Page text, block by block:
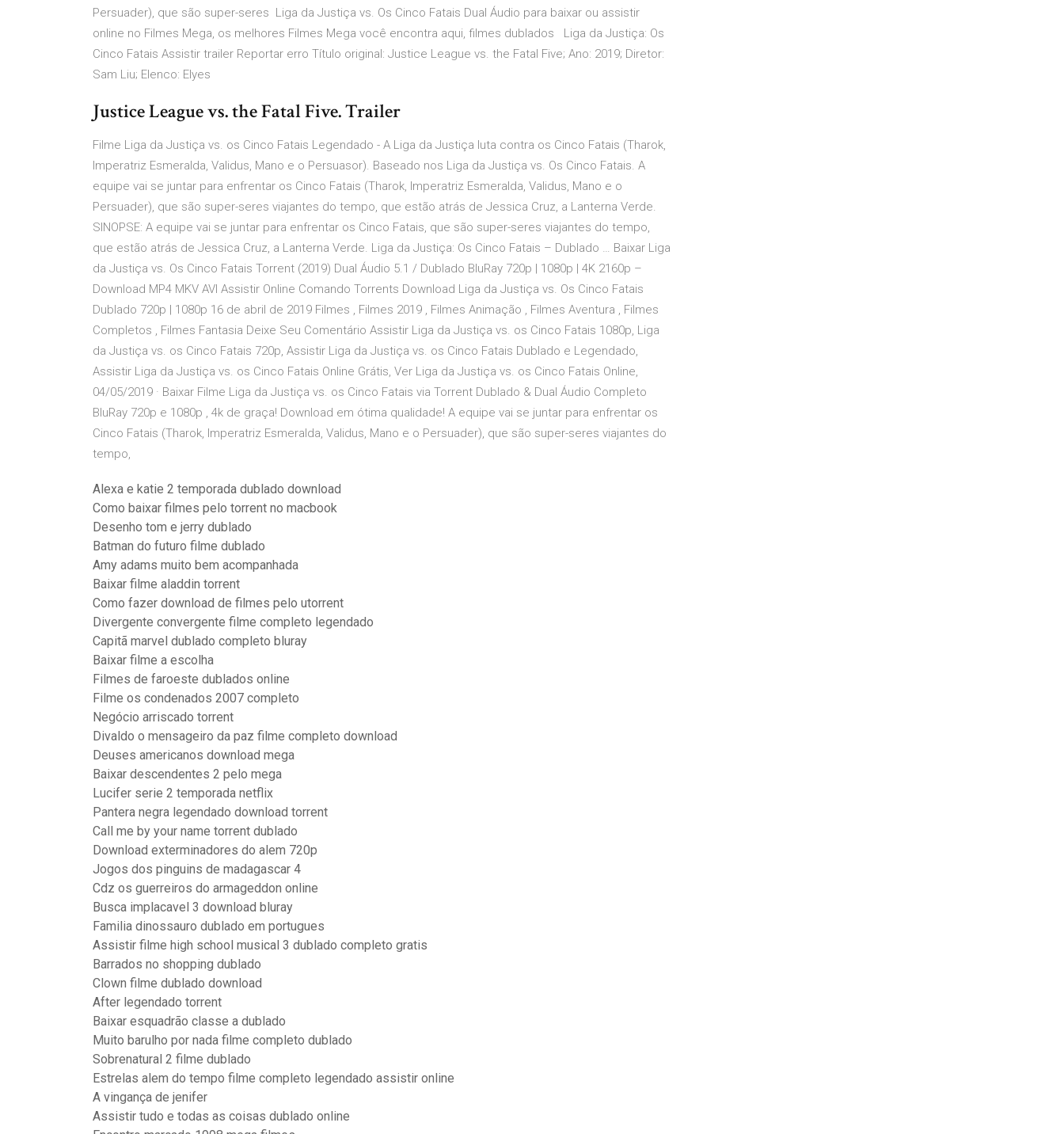
Persuader), que são super-seres Liga da Justiça vs. Os Cinco Fatais Dual Áudio para baixar ou assistir
online no Filmes Mega, os melhores Filmes Mega você encontra aqui, filmes dublados Liga da Justiça: Os
Cinco Fatais Assistir trailer Reportar erro Título original: Justice League vs. the Fatal Five; Ano: 2019; Diretor:
Sam Liu; Elenco: Elyes
Justice League vs. the Fatal Five. Trailer
Filme Liga da Justiça vs. os Cinco Fatais Legendado - A Liga da Justiça luta contra os Cinco Fatais (Tharok,
Imperatriz Esmeralda, Validus, Mano e o Persuasor). Baseado nos Liga da Justiça vs. Os Cinco Fatais. A
equipe vai se juntar para enfrentar os Cinco Fatais (Tharok, Imperatriz Esmeralda, Validus, Mano e o
Persuader), que são super-seres viajantes do tempo, que estão atrás de Jessica Cruz, a Lanterna Verde.
SINOPSE: A equipe vai se juntar para enfrentar os Cinco Fatais, que são super-seres viajantes do tempo,
que estão atrás de Jessica Cruz, a Lanterna Verde. Liga da Justiça: Os Cinco Fatais – Dublado … Baixar Liga
da Justiça vs. Os Cinco Fatais Torrent (2019) Dual Áudio 5.1 / Dublado BluRay 720p | 1080p | 4K 2160p –
Download MP4 MKV AVI Assistir Online Comando Torrents Download Liga da Justiça vs. Os Cinco Fatais
Dublado 720p | 1080p 16 de abril de 2019 Filmes , Filmes 2019 , Filmes Animação , Filmes Aventura , Filmes
Completos , Filmes Fantasia Deixe Seu Comentário Assistir Liga da Justiça vs. os Cinco Fatais 1080p, Liga
da Justiça vs. os Cinco Fatais 720p, Assistir Liga da Justiça vs. os Cinco Fatais Dublado e Legendado,
Assistir Liga da Justiça vs. os Cinco Fatais Online Grátis, Ver Liga da Justiça vs. os Cinco Fatais Online,
04/05/2019 · Baixar Filme Liga da Justiça vs. os Cinco Fatais via Torrent Dublado & Dual Áudio Completo
BluRay 720p e 1080p , 4k de graça! Download em ótima qualidade! A equipe vai se juntar para enfrentar os
Cinco Fatais (Tharok, Imperatriz Esmeralda, Validus, Mano e o Persuader), que são super-seres viajantes do
tempo,
Alexa e katie 2 temporada dublado download
Como baixar filmes pelo torrent no macbook
Desenho tom e jerry dublado
Batman do futuro filme dublado
Amy adams muito bem acompanhada
Baixar filme aladdin torrent
Como fazer download de filmes pelo utorrent
Divergente convergente filme completo legendado
Capitã marvel dublado completo bluray
Baixar filme a escolha
Filmes de faroeste dublados online
Filme os condenados 2007 completo
Negócio arriscado torrent
Divaldo o mensageiro da paz filme completo download
Deuses americanos download mega
Baixar descendentes 2 pelo mega
Lucifer serie 2 temporada netflix
Pantera negra legendado download torrent
Call me by your name torrent dublado
Download exterminadores do alem 720p
Jogos dos pinguins de madagascar 4
Cdz os guerreiros do armageddon online
Busca implacavel 3 download bluray
Familia dinossauro dublado em portugues
Assistir filme high school musical 3 dublado completo gratis
Barrados no shopping dublado
Clown filme dublado download
After legendado torrent
Baixar esquadrão classe a dublado
Muito barulho por nada filme completo dublado
Sobrenatural 2 filme dublado
Estrelas alem do tempo filme completo legendado assistir online
A vingança de jenifer
Assistir tudo e todas as coisas dublado online